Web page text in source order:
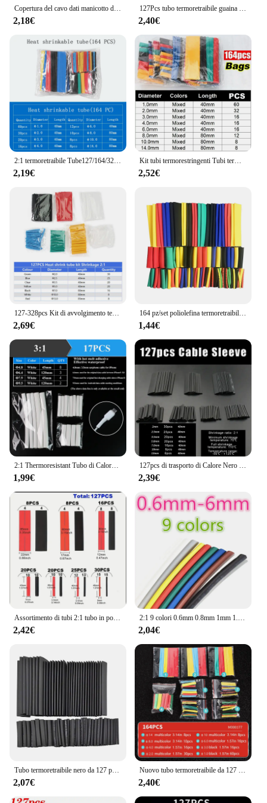
Copertura del cavo dati manicotto del cavo 580/328/127PCS Kit di tubi termorestringenti 2:1 involucro di protezione del filo termoretraibile collegare la protezione della copertura
2,18€
127Pcs tubo termoretraibile guaina Kit assortimento tubi collegamento elettrico cavo avvolgente cavo elettrico restringimento impermeabile 2:1
2,40€
2:1 termoretraibile Tube127/164/328/140/530/560/580/780pcs termoretraibile assortito isolamento in poliolefina guaina del cavo avvolgente del manicotto del cavo
2,19€
Kit tubi termorestringenti Tubi termoresistenti Avvolgimento di cavi termorestringenti Cavo di collegamento elettrico Protezione con maniche isolanti
2,52€
2,69€
164 pz/set poliolefina termoretraibile assortito tubo termoretraibile cavo isolato guaina tubi Set 2:1
1,44€
1,99€ 2,39€
2,42€ 2,04€
2,07€ 2,40€